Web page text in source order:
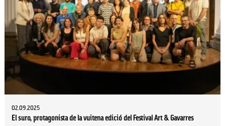
02.09.2025
El suro, protagonista de la vuitena edició del Festival Art & Gavarres